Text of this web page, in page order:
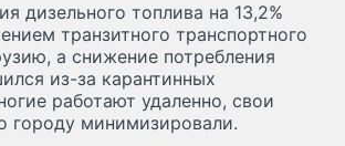
дизельного топлива на 13,2%
транзитного транспортного
а снижение потребления
из-за карантинных
работают удаленно, свои
городу минимизировали.